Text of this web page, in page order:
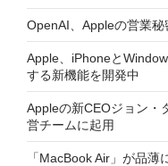
OpenAI、Appleの営業
Apple、iPhoneと
する新機能を開発中
Appleの新CEOジョン・
営チームに起用
「MacBook Air」が品